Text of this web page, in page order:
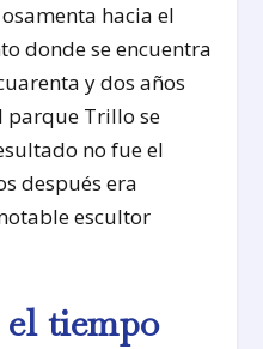
hacia el
donde se encuentra
y dos años
parque Trillo se
no fue el
después era
escultor
tiempo